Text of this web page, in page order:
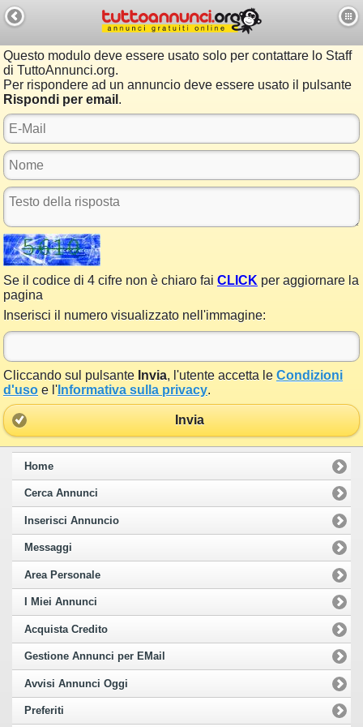
Questo modulo deve essere usato solo per contattare lo Staff
di TuttoAnnunci.org.
Per rispondere ad un annuncio deve essere usato il pulsante
Rispondi per email .
Se il codice di 4 cifre non è chiaro fai CLICK per aggiornare la
pagina
Inserisci il numero visualizzato nell'immagine:
Cliccando sul pulsante Invia, l'utente accetta le Condizioni
d'uso e l' Informativa sulla privacy.
Invia
Home
Cerca Annunci
Inserisci Annuncio
Messaggi
Area Personale
I Miei Annunci
Acquista Credito
Gestione Annunci per EMail
Avvisi Annunci Oggi
Preferiti